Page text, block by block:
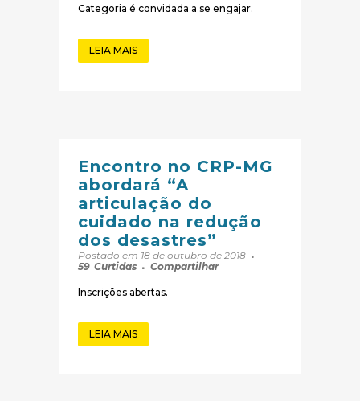
Categoria é convidada a se engajar.
LEIA MAIS
Encontro no CRP-MG
abordará “A
articulação do
cuidado na redução
dos desastres”
Postado em 18 de outubro de 2018
59 Curtidas Compartilhar
Inscrições abertas.
LEIA MAIS